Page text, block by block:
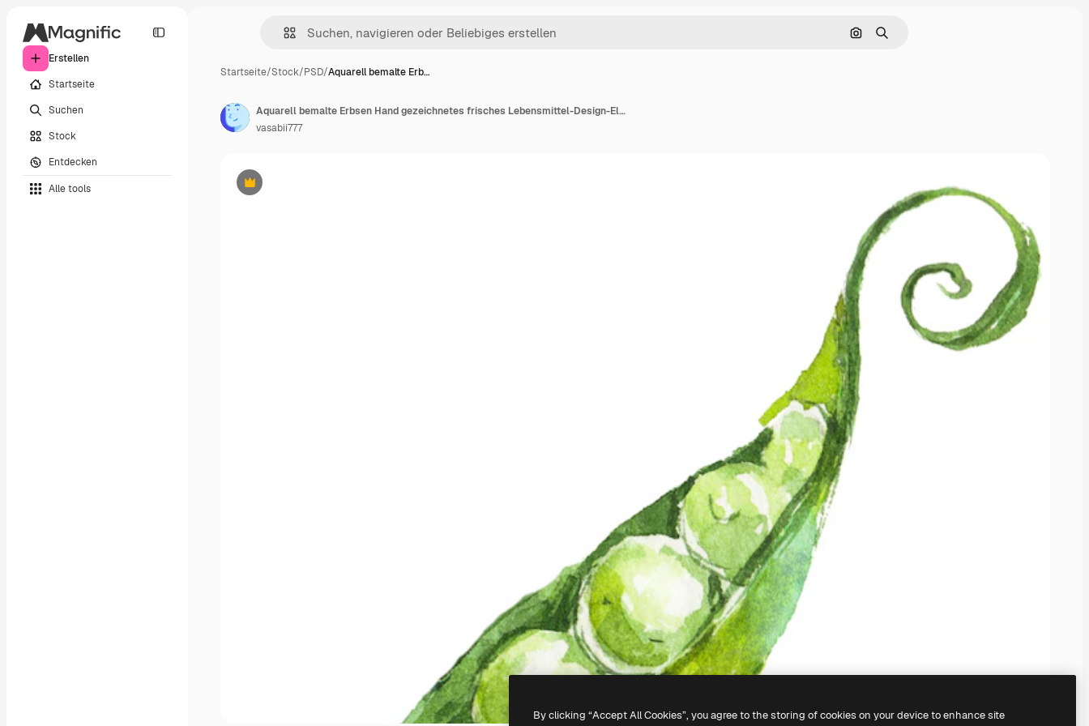
Erstellen
Startseite
Suchen
Stock
Entdecken
Alle tools
Nach Bild suchen
Suchen
Startseite/Stock/PSD/Aquarell bemalte Erb…
Premium
Aquarell bemalte Erbsen Hand gezeichnetes frisches Lebensmittel-Design-Element isoliert auf weißem Hintergrund
vasabii777
By clicking “Accept All Cookies”, you agree to the storing of cookies on your device to enhance site